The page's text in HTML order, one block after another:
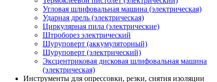
Угловая шлифовальная машина (электрическая)
Ударная дрель (электрическая)
Циркулярная пила (электрические)
Штроборез электрический
Шуруповерт (аккумуляторный)
Шуруповерт (электрический)
Эксцентриковая дисковая шлифовальная машина
(электрическая)
Инструменты для опрессовки, резки, снятия изоляции